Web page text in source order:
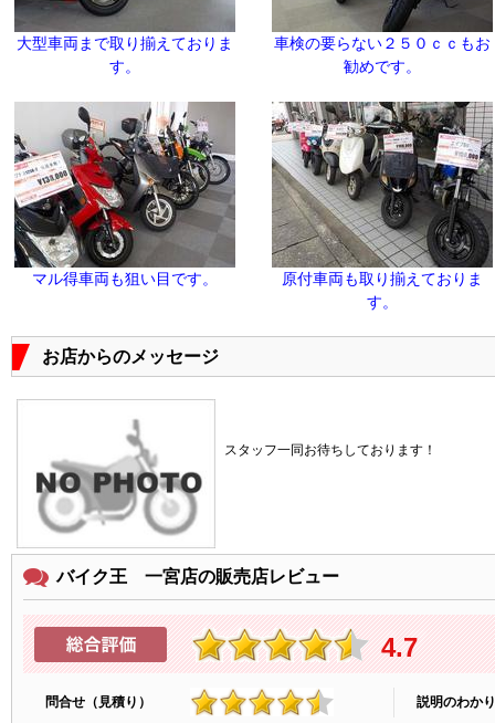
大型車両まで取り揃えておりま
す。
車検の要らない２５０ｃｃもお
勧めです。
マル得車両も狙い目です。
原付車両も取り揃えておりま
す。
お店からのメッセージ
スタッフ一同お待ちしております！
バイク王 一宮店の販売店レビュー
4.7
問合せ（見積り） 説明のわか